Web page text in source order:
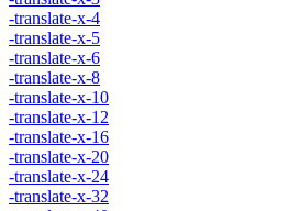
-translate-x-4
-translate-x-5
-translate-x-6
-translate-x-8
-translate-x-10
-translate-x-12
-translate-x-16
-translate-x-20
-translate-x-24
-translate-x-32